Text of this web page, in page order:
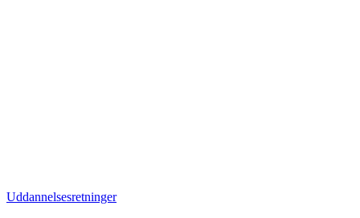
Uddannelsesretninger